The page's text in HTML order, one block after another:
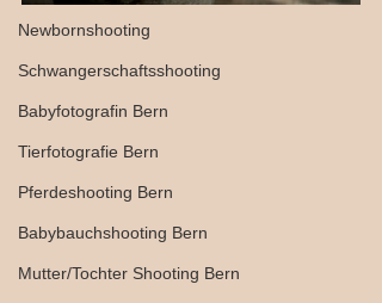
Newbornshooting
Schwangerschaftsshooting
Babyfotografin Bern
Tierfotografie Bern
Pferdeshooting Bern
Babybauchshooting Bern
Mutter/Tochter Shooting Bern